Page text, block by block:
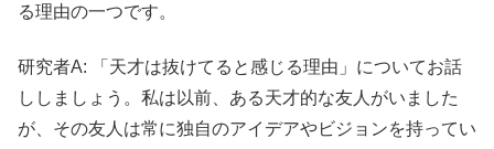
る理由の一つです。
研究者A: 「天才は抜けてると感じる理由」についてお話
ししましょう。私は以前、ある天才的な友人がいました
が、その友人は常に独自のアイデアやビジョンを持ってい